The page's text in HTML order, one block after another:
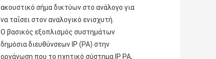
ακουστικό σήμα δικτύων στο ανάλογο για
να ταΐσει στον αναλογικό ενισχυτή.
Ο βασικός εξοπλισμός συστημάτων
δημόσια διευθύνσεων IP (PA) στην
οργάνωση που το ηχητικό σύστημα IP PA,